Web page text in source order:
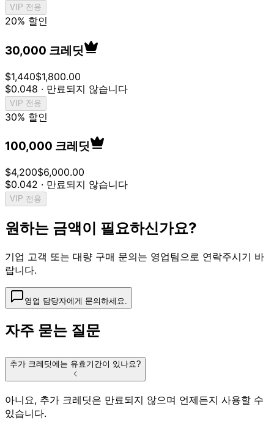
VIP 전용
20% 할인
30,000 크레딧
$1,440$1,800.00
$0.048 · 만료되지 않습니다
VIP 전용
30% 할인
100,000 크레딧
$4,200$6,000.00
$0.042 · 만료되지 않습니다
VIP 전용
원하는 금액이 필요하신가요?
기업 고객 또는 대량 구매 문의는 영업팀으로 연락주시기 바
랍니다.
영업 담당자에게 문의하세요.
자주 묻는 질문
추가 크레딧에는 유효기간이 있나요?
아니요, 추가 크레딧은 만료되지 않으며 언제든지 사용할 수
있습니다.